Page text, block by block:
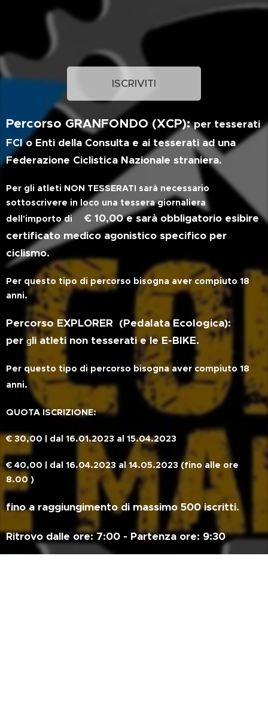
ISCRIVITI
Percorso GRANFONDO (XCP):per tesserati
FCI o Enti della Consulta e ai tesserati ad una
Federazione Ciclistica Nazionale straniera.
Per gli atleti NON TESSERATI sarà necessario
sottoscrivere in loco una tessera giornaliera
dell'importo di € 10,00 esarà obbligatorio esibire
certificato medico agonistico specifico per
ciclismo.
Per questo tipo di percorso bisogna aver compiuto 18
anni.
Percorso EXPLORER (Pedalata Ecologica):
per gli atleti non tesserati e le E-BIKE.
Per questo tipo di percorso bisogna aver compiuto 18
anni.
QUOTA ISCRIZIONE:
€ 30,00 | dal 16.01.2023 al 15.04.2023
€ 40,00 | dal 16.04.2023 al 14.05.2023 (fino alle ore
8.00 )
fino a raggiungimento di massimo 500 iscritti.
Ritrovo dalle ore: 7:00 - Partenza ore: 9:30